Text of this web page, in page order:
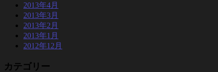
2013年4月
2013年3月
2013年2月
2013年1月
2012年12月
カテゴリー